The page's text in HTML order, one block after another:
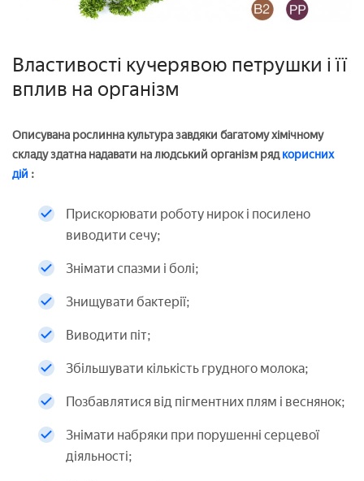
Властивості кучерявою петрушки і її
вплив на організм
Описувана рослинна культура завдяки багатому хімічному
складу здатна надавати на людський організм рядкорисних
дій :
Прискорювати роботу нирок і посилено
виводити сечу;
Знімати спазми і болі;
Знищувати бактерії;
Виводити піт;
Збільшувати кількість грудного молока;
Позбавлятися від пігментних плям і веснянок;
Знімати набряки при порушенні серцевої
діяльності;